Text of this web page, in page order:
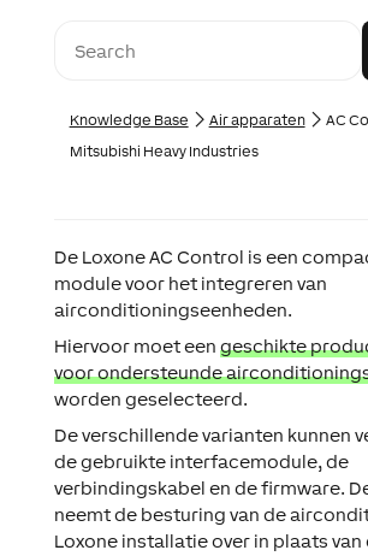
Knowledge Base Air apparaten
AC
Mitsubishi Heavy Industries
De Loxone AC Control is een
module voor het integreren van
airconditioningseenheden.
Hiervoor moet een geschikte
voor ondersteunde
worden geselecteerd.
De verschillende varianten kunnen
de gebruikte interfacemodule, de
verbindingskabel en de firmware.
neemt de besturing van de
Loxone installatie over in plaats van